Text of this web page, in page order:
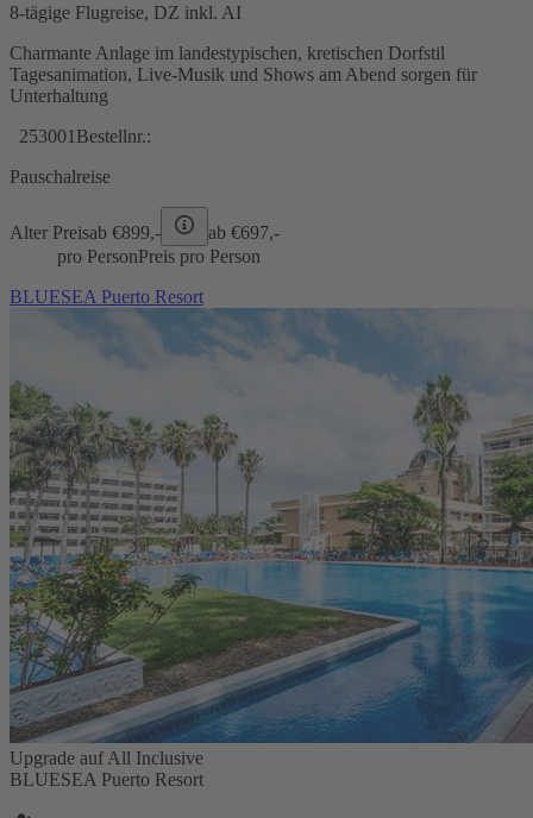
8-tägige Flugreise, DZ inkl. AI
Charmante Anlage im landestypischen, kretischen Dorfstil
Tagesanimation, Live-Musik und Shows am Abend sorgen für
Unterhaltung
253001 Bestellnr.:
Pauschalreise
Alter Preisab €899,- ab €697,-
pro PersonPreis pro Person
BLUESEA Puerto Resort
Upgrade auf All Inclusive
BLUESEA Puerto Resort